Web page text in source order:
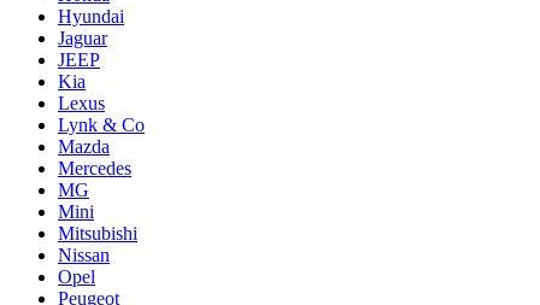
Hyundai
Jaguar
JEEP
Kia
Lexus
Lynk & Co
Mazda
Mercedes
MG
Mini
Mitsubishi
Nissan
Opel
Peugeot